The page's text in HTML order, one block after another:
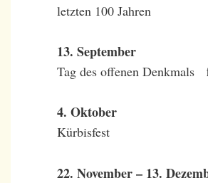
letzten 100 Jahren
13. September
Tag des offenen Denkmals
4. Oktober
Kürbisfest
22. November – 13.